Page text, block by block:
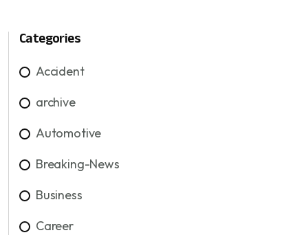
Categories
Accident
archive
Automotive
Breaking-News
Business
Career